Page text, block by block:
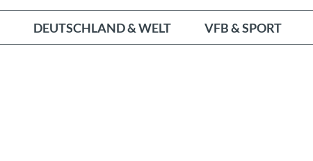
DEUTSCHLAND & WELT VFB & SPORT